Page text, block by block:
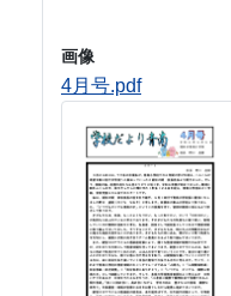
画像
4月号.pdf